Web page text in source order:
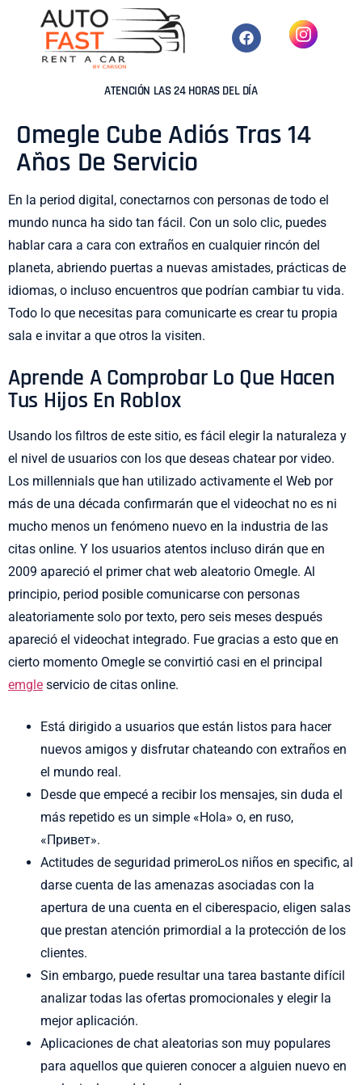
ATENCIÓN LAS 24 HORAS DEL DÍA
Omegle Cube Adiós Tras 14
Años De Servicio
En la period digital, conectarnos con personas de todo el
mundo nunca ha sido tan fácil. Con un solo clic, puedes
hablar cara a cara con extraños en cualquier rincón del
planeta, abriendo puertas a nuevas amistades, prácticas de
idiomas, o incluso encuentros que podrían cambiar tu vida.
Todo lo que necesitas para comunicarte es crear tu propia
sala e invitar a que otros la visiten.
Aprende A Comprobar Lo Que Hacen
Tus Hijos En Roblox
Usando los filtros de este sitio, es fácil elegir la naturaleza y
el nivel de usuarios con los que deseas chatear por video.
Los millennials que han utilizado activamente el Web por
más de una década confirmarán que el videochat no es ni
mucho menos un fenómeno nuevo en la industria de las
citas online. Y los usuarios atentos incluso dirán que en
2009 apareció el primer chat web aleatorio Omegle. Al
principio, period posible comunicarse con personas
aleatoriamente solo por texto, pero seis meses después
apareció el videochat integrado. Fue gracias a esto que en
cierto momento Omegle se convirtió casi en el principal
emgle servicio de citas online.
Está dirigido a usuarios que están listos para hacer
nuevos amigos y disfrutar chateando con extraños en
el mundo real.
Desde que empecé a recibir los mensajes, sin duda el
más repetido es un simple «Hola» o, en ruso,
«Привет».
Actitudes de seguridad primeroLos niños en specific, al
darse cuenta de las amenazas asociadas con la
apertura de una cuenta en el ciberespacio, eligen salas
que prestan atención primordial a la protección de los
clientes.
Sin embargo, puede resultar una tarea bastante difícil
analizar todas las ofertas promocionales y elegir la
mejor aplicación.
Aplicaciones de chat aleatorias son muy populares
para aquellos que quieren conocer a alguien nuevo en